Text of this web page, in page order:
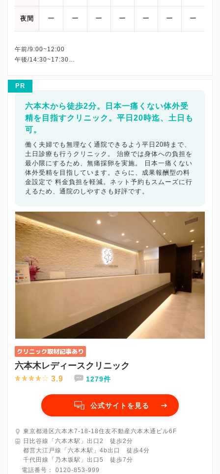
夜間 ー ー ー ー ー ー ー
午前/9:00~12:00
午後/14:30~17:30
※水曜・日曜・祝日は休診
※土曜日は特診日です
※詳細はクリニックHPを確認、または直接お問い合わせくださ
PR
六本木から徒歩2分。日本一痛くない体外受
精を目指すクリニック。平日20時迄、土日も
可。
働く夫婦でも無理なく通院できるよう平日20時まで、
土日診療も行うクリニック。 治療では身体への負担を
最小限にするため、無痛採卵を実施。 日本一痛くない
体外受精を目指しています。さらに、成果報酬型の料
金設定で 料金負担を軽減。ネット予約もスムーズに行
えるため、通院のしやすさも好評です。
六本木レディースクリニック
3.9 1279件
公式サイトを見る
東京都港区六本木7-18-18住友不動産六本木通ビル6F
日比谷線「六本木駅」出口2 徒歩2分
都営大江戸線「六本木駅」4b出口 徒歩4分
千代田線「乃木坂駅」出口5 徒歩7分
電話番号： 0120-853-999